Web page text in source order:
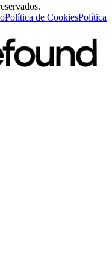
Política de CookiesPolítica